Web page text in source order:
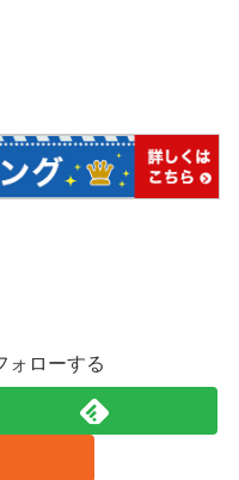
ォローする